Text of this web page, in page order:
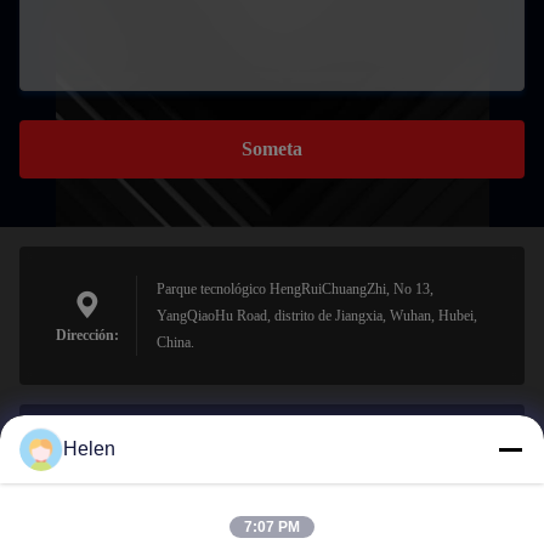
Someta
Dirección:
Parque tecnológico HengRuiChuangZhi, No 13,
YangQiaoHu Road, distrito de Jiangxia, Wuhan, Hubei,
China.
El correo
Helen
7:07 PM